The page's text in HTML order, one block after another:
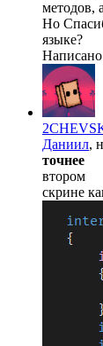
методов,
Но
языке?
Написано
Даниил,
точнее
втором
скрине